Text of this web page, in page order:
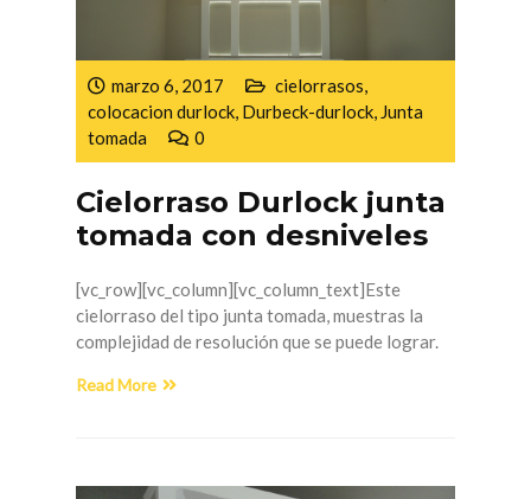
marzo 6, 2017 cielorrasos,
colocacion durlock, Durbeck-durlock, Junta
tomada
0
Cielorraso Durlock junta
tomada con desniveles
[vc_row][vc_column][vc_column_text]Este
cielorraso del tipo junta tomada, muestras la
complejidad de resolución que se puede lograr.
Read More